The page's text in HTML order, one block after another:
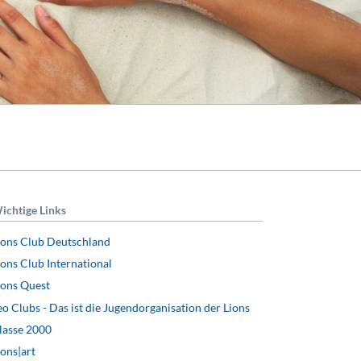
Links
Club Deutschland
Club International
Quest
Clubs - Das ist die Jugendorganisation der Lions
2000